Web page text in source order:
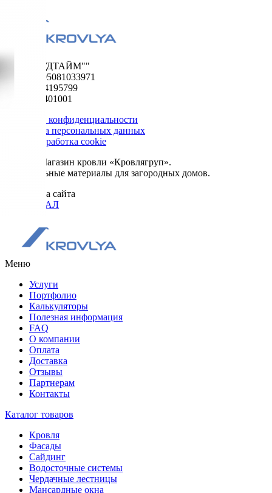
ООО "ФУДТАЙМ""
ОГРН 1195081033971
ИНН 5024195799
КПП 502401001
Политика конфиденциальности
Обработка персональных данных
Сбор и обработка cookie
© 2026. Магазин кровли «Кровлягруп».
Строительные материалы для загородных домов.
Разработка сайта
ОРИГИНАЛ
Меню
Услуги
Портфолио
Калькуляторы
Полезная информация
FAQ
О компании
Оплата
Доставка
Отзывы
Партнерам
Контакты
Каталог товаров
Кровля
Фасады
Сайдинг
Водосточные системы
Чердачные лестницы
Мансардные окна